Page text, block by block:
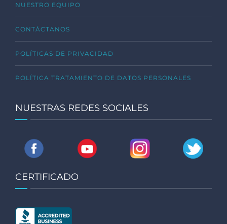
NUESTRO EQUIPO
CONTÁCTANOS
POLÍTICAS DE PRIVACIDAD
POLÍTICA TRATAMIENTO DE DATOS PERSONALES
NUESTRAS REDES SOCIALES
CERTIFICADO